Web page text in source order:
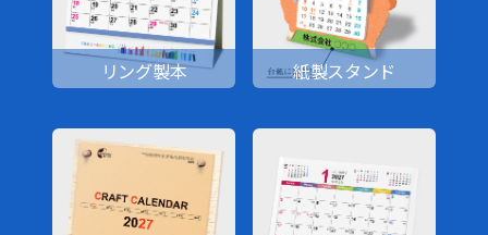
リング製本 紙製スタンド